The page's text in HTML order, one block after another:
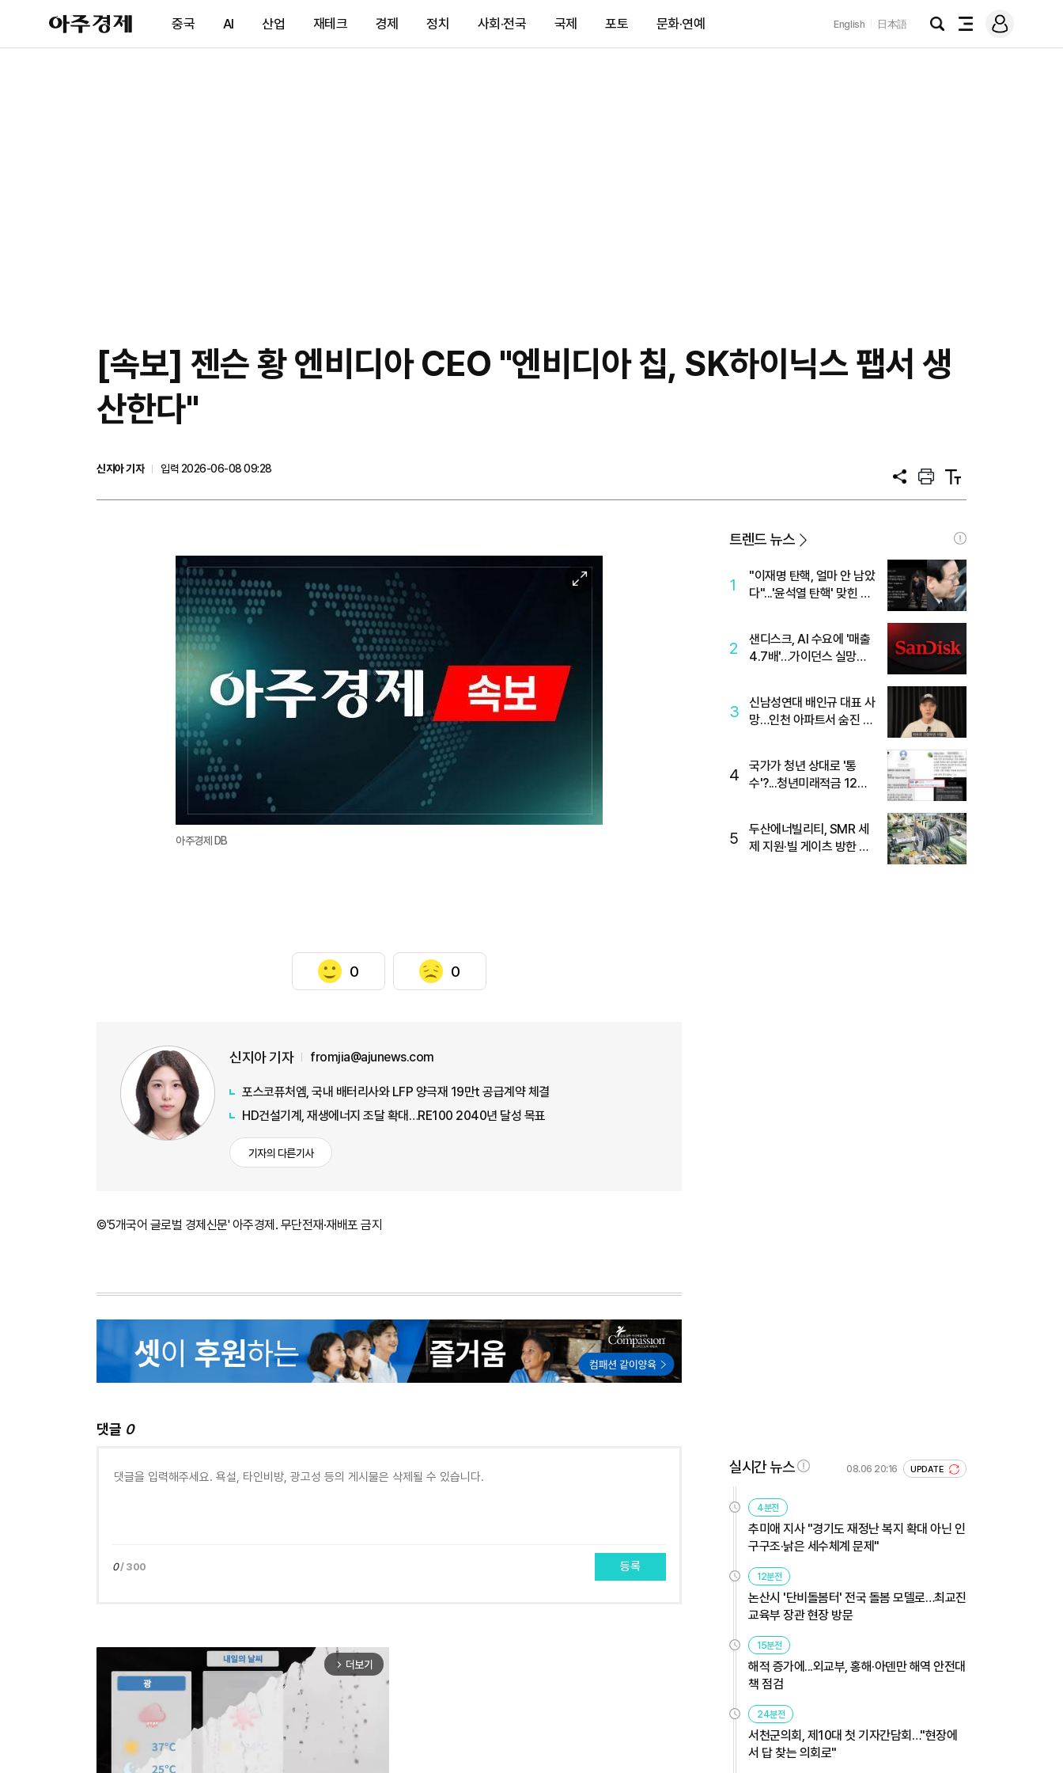
아
주
제
중국 AI 산업 재테크 경제 정치 사회·전국 국제 포토 문화·연예 English 日本語
검
전
메
그
[속보] 젠슨 황 엔비디아 CEO "엔비디아 칩, SK하이닉스 팹서 생
산한다"
신지아 기자
입력 2026-06-08 09:28
공
프
트
텍
트
대
아주경제 DB
0 0
신지아 기자 fromjia@ajunews.com
포스코퓨처엠, 국내 배터리사와 LFP 양극재 19만t 공급계약 체결
HD건설기계, 재생에너지 조달 확대…RE100 2040년 달성 목표
기자의 다른기사
©'5개국어 글로벌 경제신문' 아주경제. 무단전재·재배포 금지
댓글 0
0/ 300 등록
arrow_forward_ios 더보기
트렌드 뉴스
1
"이재명 탄핵, 얼마 안 남았
다"...'윤석열 탄핵' 맞힌 무
2
샌디스크, AI 수요에 '매출
4.7배'…가이던스 실망에
3
신남성연대 배인규 대표 사
망…인천 아파트서 숨진 채
4
국가가 청년 상대로 '통
수'?...청년미래적금 12%
5
두산에너빌리티, SMR 세
제 지원·빌 게이츠 방한 기
실시간 뉴스 08.06 20:16 UPDATE
4분전
추미애 지사 "경기도 재정난 복지 확대 아닌 인
구구조·낡은 세수체계 문제"
12분전
논산시 '단비돌봄터' 전국 돌봄 모델로…최교진
교육부 장관 현장 방문
15분전
해적 증가에...외교부, 홍해·아덴만 해역 안전대
책 점검
24분전
서천군의회, 제10대 첫 기자간담회…"현장에
서 답 찾는 의회로"